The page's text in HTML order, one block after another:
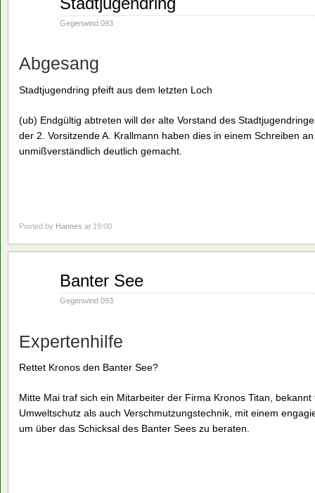
Gegenwind 093
Abgesang
Stadtjugendring pfeift aus dem letzten Loch
(ub) Endgültig abtreten will der alte Vorstand des
der 2. Vorsitzende A. Krallmann haben dies in einem Schreiben
unmißverständlich deutlich gemacht.
Posted by Hannes at 19:00
Banter See
Gegenwind 093
Expertenhilfe
Rettet Kronos den Banter See?
Mitte Mai traf sich ein Mitarbeiter der Firma Kronos Titan,
Umweltschutz als auch Verschmutzungstechnik, mit einem
um über das Schicksal des Banter Sees zu beraten.